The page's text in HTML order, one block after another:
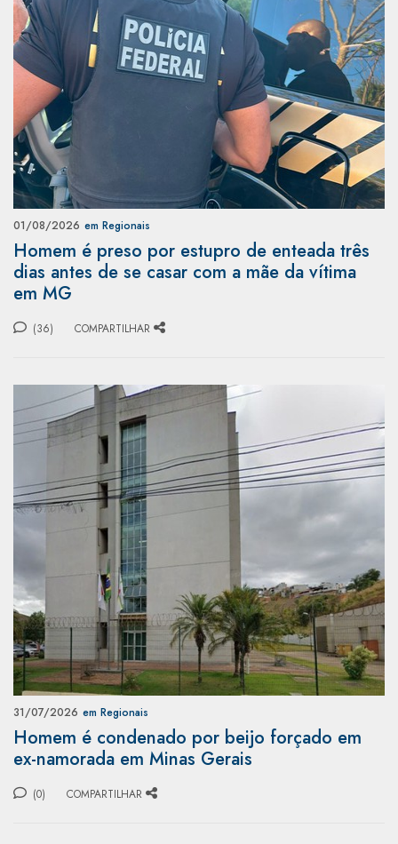
01/08/2026 em Regionais
Homem é preso por estupro de enteada três
dias antes de se casar com a mãe da vítima
em MG
(36) COMPARTILHAR
31/07/2026 em Regionais
Homem é condenado por beijo forçado em
ex-namorada em Minas Gerais
(0) COMPARTILHAR